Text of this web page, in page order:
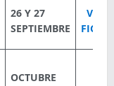
26 Y 27
SEPTIEMBRE
VER
FICHA
OCTUBRE